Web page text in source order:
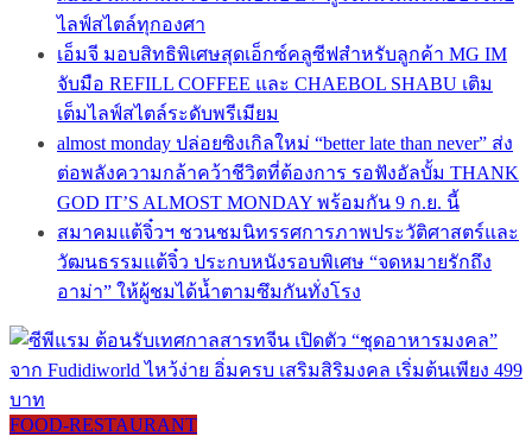
ไลฟ์สไตล์ทุกองศา
เอ็มจี มอบสิทธิพิเศษสุดเอ็กซ์คลูซีฟสำหรับลูกค้า MG IM
จับมือ REFILL COFFEE และ CHAEBOL SHABU เติม
เต็มไลฟ์สไตล์ระดับพรีเมียม
almost monday ปล่อยซิงเกิลใหม่ “better late than never” ส่ง
ต่อพลังความกล้าคว้าชีวิตที่ต้องการ รอฟังอัลบั้ม THANK
GOD IT’S ALMOST MONDAY พร้อมกัน 9 ก.ย. นี้
สมาคมแต้จิ๋วฯ ชวนชมนิทรรศการภาพประวัติศาสตร์และ
วัฒนธรรมแต้จิ๋ว ประกบหนังรอบพิเศษ “จดหมายรักถึง
อาม่า” ให้ผู้ชมได้น้ำตามซึมกันทั่งโรง
FOOD-RESTAURANT